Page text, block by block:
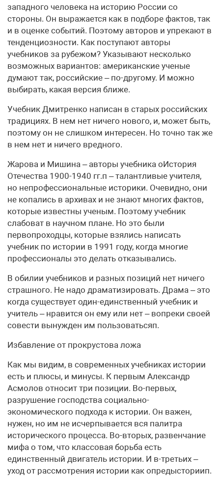
западного человека на историю России со
стороны. Он выражается как в подборе фактов, так
и в оценке событий. Поэтому авторов и упрекают в
тенденциозности. Как поступают авторы
учебников за рубежом? Указывают несколько
возможных вариантов: американские ученые
думают так, российские – по-другому. И можно
выбирать, какая версия ближе.
Учебник Дмитренко написан в старых российских
традициях. В нем нет ничего нового, и, может быть,
поэтому он не слишком интересен. Но точно так же
в нем нет и ничего вредного.
Жарова и Мишина – авторы учебника оИстория
Отечества 1900-1940 гг.п – талантливые учителя,
но непрофессиональные историки. Очевидно, они
не копались в архивах и не знают многих фактов,
которые известны ученым. Поэтому учебник
слабоват в научном плане. Но это были
первопроходцы, которые взялись написать
учебник по истории в 1991 году, когда многие
профессионалы это делать отказывались.
В обилии учебников и разных позиций нет ничего
страшного. Не надо драматизировать. Драма – это
когда существует один-единственный учебник и
учитель – нравится он ему или нет – вопреки своей
совести вынужден им пользоватьсяп.
Избавление от прокрустова ложа
Как мы видим, в современных учебниках истории
есть и плюсы, и минусы. К первым Александр
Асмолов относит три позиции. Во-первых,
разрушение господства социально-
экономического подхода к истории. Он важен,
нужен, но им не исчерпывается вся палитра
исторического процесса. Во-вторых, развенчание
мифа о том, что классовая борьба есть
единственный двигатель истории. И в-третьих –
уход от рассмотрения истории как опредысториип.